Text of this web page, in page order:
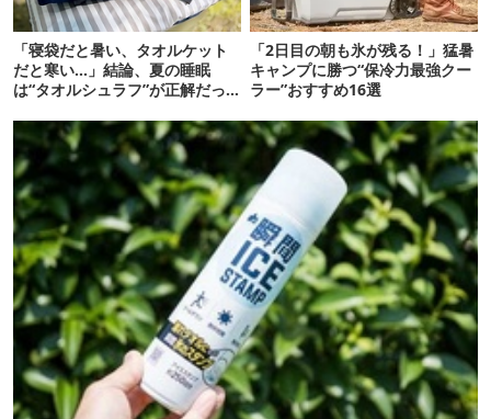
「寝袋だと暑い、タオルケット
だと寒い…」結論、夏の睡眠
は“タオルシュラフ”が正解だっ
「2日目の朝も氷が残る！」猛暑
キャンプに勝つ“保冷力最強クー
ラー”おすすめ16選